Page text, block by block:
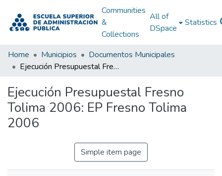
Communities
&
Collections
All of
DSpace
Statistics
Home Municipios
Documentos Municipales
Ejecución Presupuestal Fresno Tolima 2006: EP Fresno Tolima 2006
Ejecución Presupuestal Fresno
Tolima 2006: EP Fresno Tolima
2006
Simple item page